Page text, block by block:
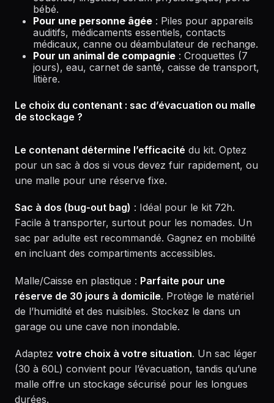
bébé.
Pour une personne âgée : Piles pour appareils
auditifs, médicaments essentiels, contacts
médicaux, canne ou déambulateur de rechange.
Pour un animal de compagnie : Croquettes (7
jours), eau, carnet de santé, caisse de transport,
litière.
Le choix du contenant : sac d’évacuation ou malle
de stockage ?
Le contenant détermine l’efficacité du kit. Optez
pour un sac à dos si vous devez fuir rapidement, ou
une malle pour une réserve fixe.
Sac à dos (bug-out bag) : Idéal pour le kit 72h.
Facile à transporter, surtout pour les nomades. Un
sac par adulte est recommandé. Gagnez en mobilité
en incluant des compartiments accessibles.
Malle/Caisse en plastique : Parfaite pour une
réserve de 30 jours à domicile. Protège le matériel
de l’humidité et des nuisibles. Stockez le dans un
garage ou une cave non inondable.
Adaptez votre choix à votre situation. Un sac léger
(30 à 60L) convient pour l’évacuation, tandis qu’une
malle offre un stockage sécurisé pour les longues
durées.